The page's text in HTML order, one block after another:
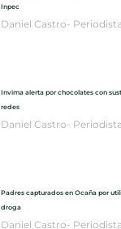
Inpec
Daniel Castro- Periodista
Invima alerta por chocolates con
redes
Daniel Castro- Periodista
Padres capturados en Ocaña por
droga
Daniel Castro- Periodista